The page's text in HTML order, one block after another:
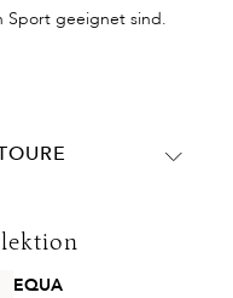
Sport geeignet sind.
EQUA